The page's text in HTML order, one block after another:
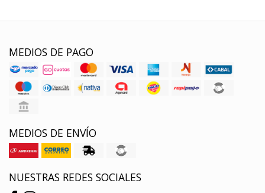
MEDIOS DE PAGO
MEDIOS DE ENVÍO
NUESTRAS REDES SOCIALES